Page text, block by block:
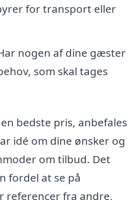
for transport eller
nogen af dine gæster
som skal tages
bedste pris, anbefales
idé om dine ønsker og
om tilbud. Det
fordel at se på
referencer fra andre,